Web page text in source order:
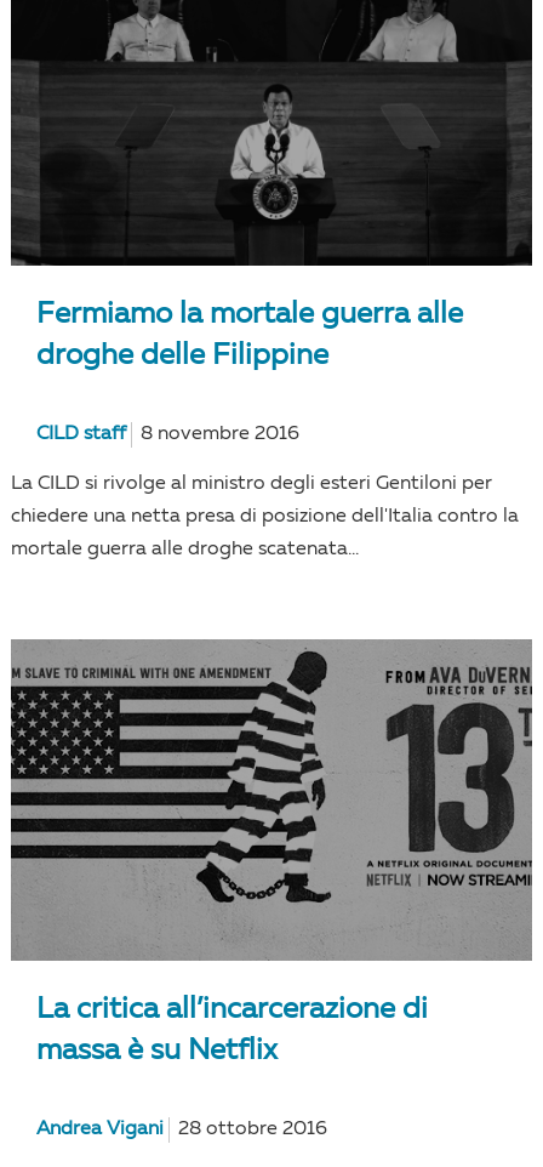
Fermiamo la mortale guerra alle
droghe delle Filippine
CILD staff 8 novembre 2016
La CILD si rivolge al ministro degli esteri Gentiloni per
chiedere una netta presa di posizione dell'Italia contro la
mortale guerra alle droghe scatenata...
La critica all’incarcerazione di
massa è su Netflix
Andrea Vigani 28 ottobre 2016